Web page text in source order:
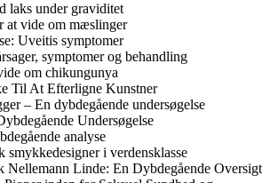
laks under graviditet
at vide om mæslinger
Uveitis symptomer
symptomer og behandling
om chikungunya
Til At Efterligne Kunstner
– En dybdegående undersøgelse
Undersøgelse
analyse
smykkedesigner i verdensklasse
Nellemann Linde: En Dybdegående Oversigt